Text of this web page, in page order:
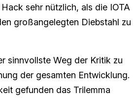
sehr nützlich, als die IOTA
großangelegten Diebstahl zu
sinnvollste Weg der Kritik zu
der gesamten Entwicklung.
gefunden das Trilemma